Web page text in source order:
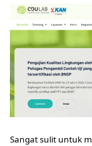
Sangat sulit untuk